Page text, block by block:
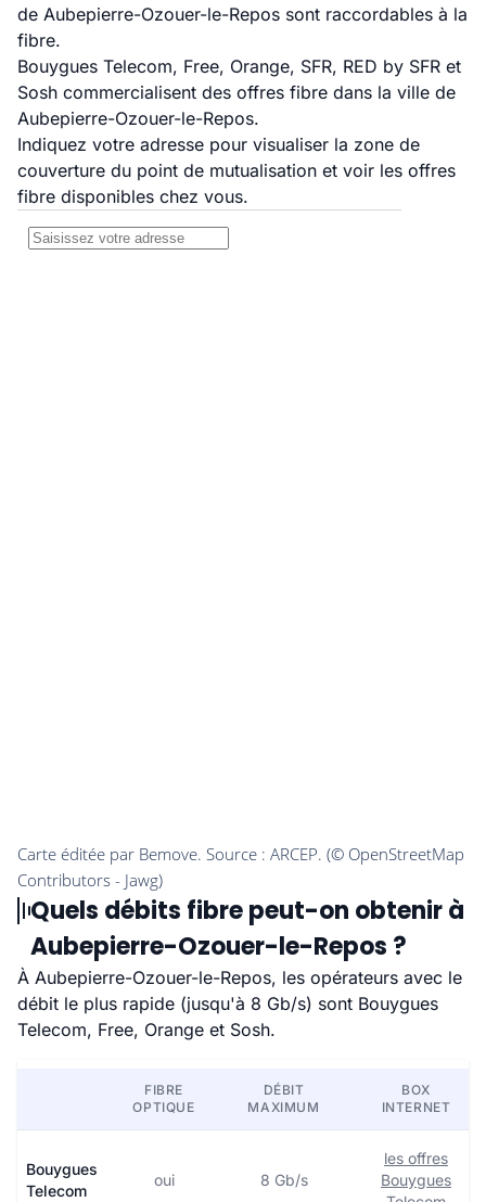
de Aubepierre-Ozouer-le-Repos sont raccordables à la
fibre.
Bouygues Telecom, Free, Orange, SFR, RED by SFR et
Sosh commercialisent des offres fibre dans la ville de
Aubepierre-Ozouer-le-Repos.
Indiquez votre adresse pour visualiser la zone de
couverture du point de mutualisation et voir les offres
fibre disponibles chez vous.
Quels débits fibre peut-on obtenir à
Aubepierre-Ozouer-le-Repos ?
À Aubepierre-Ozouer-le-Repos, les opérateurs avec le
débit le plus rapide (jusqu'à 8 Gb/s) sont Bouygues
Telecom, Free, Orange et Sosh.
FIBRE
OPTIQUE
DÉBIT
MAXIMUM
BOX
INTERNET
Bouygues
Telecom
oui 8 Gb/s
les offres
Bouygues